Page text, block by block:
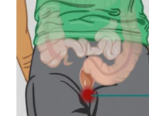
WN
LABUHANBATU
WN
TAPANULI
TENGAH